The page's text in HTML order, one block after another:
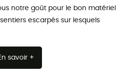
notre goût pour le bon matériel
escarpés sur lesquels
savoir +